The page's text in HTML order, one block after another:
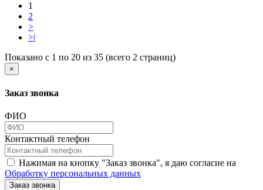
1
2
>
>|
Показано с 1 по 20 из 35 (всего 2 страниц)
×
Заказ звонка
ФИО
Контактный телефон
Нажимая на кнопку "Заказ звонка", я даю согласие на
Обработку персональных данных
Заказ звонка